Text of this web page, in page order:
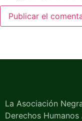
La Asociación
Derechos